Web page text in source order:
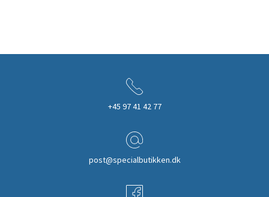
+45 97 41 42 77
post@specialbutikken.dk